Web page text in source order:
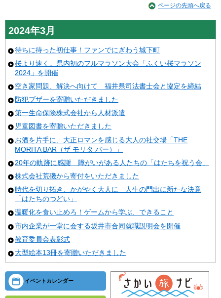
ページの先頭へ戻る
2024年3月
待ちに待った初仕事！ファンでにぎわう城下町
桜より速く。県内初のフルマラソン大会「ふくい桜マラソン
2024」を開催
空き家問題、解決へ向けて 福井県司法書士会と協定を締結
防犯ブザーを寄贈いただきました
第一生命保険株式会社から人材派遣
児童図書を寄贈いただきました
お酒を片手に、大正ロマンを感じる大人の社交場「THE
MORITA BAR（ザ モリタ バー）」
20年の軌跡に感謝 障がいがある人たちの「はたちを祝う会」
株式会社荒磯から寄付をいただきました
時代を切り拓き、かがやく大人に 人生の門出に新たな決意
「はたちのつどい」
温暖化を食い止めろ！ゲームから学ぶ、できること
市内企業が一堂に会する坂井市合同就職説明会を開催
教育委員会表彰式
大型絵本13冊を寄贈いただきました
イベントカレンダー